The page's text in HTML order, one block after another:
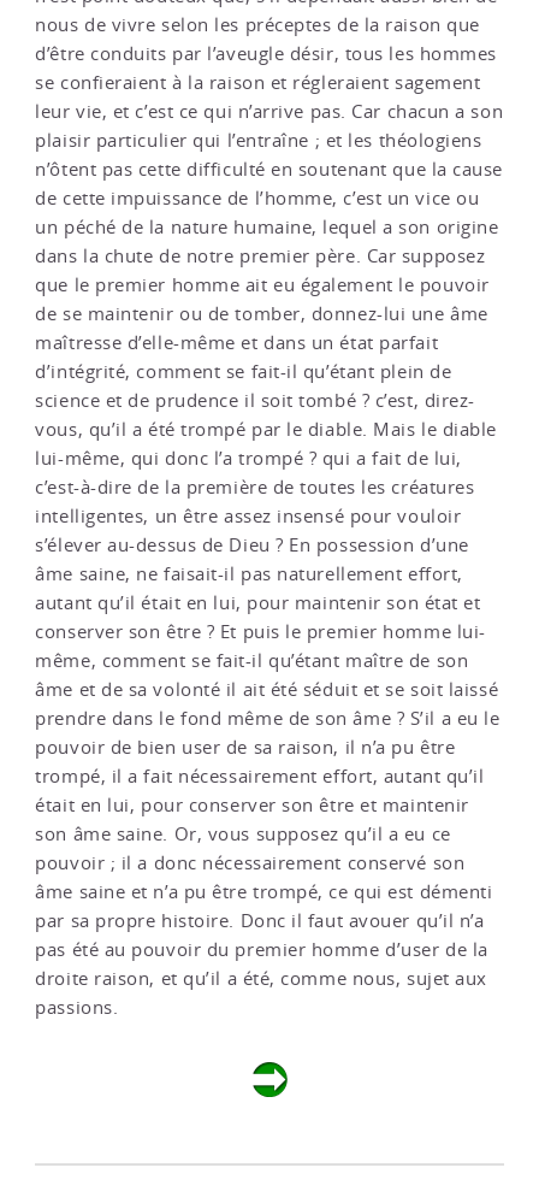
nous de vivre selon les préceptes de la raison que
d’être conduits par l’aveugle désir, tous les hommes
se confieraient à la raison et régleraient sagement
leur vie, et c’est ce qui n’arrive pas. Car chacun a son
plaisir particulier qui l’entraîne ; et les théologiens
n’ôtent pas cette difficulté en soutenant que la cause
de cette impuissance de l’homme, c’est un vice ou
un péché de la nature humaine, lequel a son origine
dans la chute de notre premier père. Car supposez
que le premier homme ait eu également le pouvoir
de se maintenir ou de tomber, donnez-lui une âme
maîtresse d’elle-même et dans un état parfait
d’intégrité, comment se fait-il qu’étant plein de
science et de prudence il soit tombé ? c’est, direz-
vous, qu’il a été trompé par le diable. Mais le diable
lui-même, qui donc l’a trompé ? qui a fait de lui,
c’est-à-dire de la première de toutes les créatures
intelligentes, un être assez insensé pour vouloir
s’élever au-dessus de Dieu ? En possession d’une
âme saine, ne faisait-il pas naturellement effort,
autant qu’il était en lui, pour maintenir son état et
conserver son être ? Et puis le premier homme lui-
même, comment se fait-il qu’étant maître de son
âme et de sa volonté il ait été séduit et se soit laissé
prendre dans le fond même de son âme ? S’il a eu le
pouvoir de bien user de sa raison, il n’a pu être
trompé, il a fait nécessairement effort, autant qu’il
était en lui, pour conserver son être et maintenir
son âme saine. Or, vous supposez qu’il a eu ce
pouvoir ; il a donc nécessairement conservé son
âme saine et n’a pu être trompé, ce qui est démenti
par sa propre histoire. Donc il faut avouer qu’il n’a
pas été au pouvoir du premier homme d’user de la
droite raison, et qu’il a été, comme nous, sujet aux
passions.